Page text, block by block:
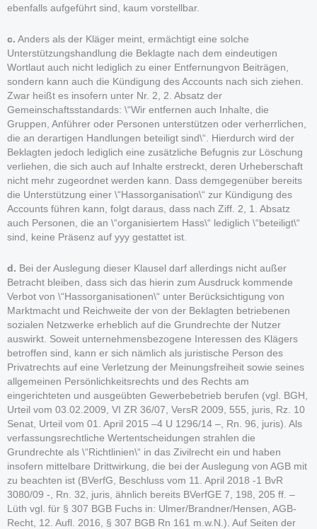
ebenfalls aufgeführt sind, kaum vorstellbar.
c. Anders als der Kläger meint, ermächtigt eine solche
Unterstützungshandlung die Beklagte nach dem eindeutigen
Wortlaut auch nicht lediglich zu einer Entfernungvon Beiträgen,
sondern kann auch die Kündigung des Accounts nach sich ziehen.
Zwar heißt es insofern unter Nr. 2, 2. Absatz der
Gemeinschaftsstandards: \“Wir entfernen auch Inhalte, die
Gruppen, Anführer oder Personen unterstützen oder verherrlichen,
die an derartigen Handlungen beteiligt sind\“. Hierdurch wird der
Beklagten jedoch lediglich eine zusätzliche Befugnis zur Löschung
verliehen, die sich auch auf Inhalte erstreckt, deren Urheberschaft
nicht mehr zugeordnet werden kann. Dass demgegenüber bereits
die Unterstützung einer \“Hassorganisation\“ zur Kündigung des
Accounts führen kann, folgt daraus, dass nach Ziff. 2, 1. Absatz
auch Personen, die an \“organisiertem Hass\“ lediglich \“beteiligt\“
sind, keine Präsenz auf yyy gestattet ist.
d. Bei der Auslegung dieser Klausel darf allerdings nicht außer
Betracht bleiben, dass sich das hierin zum Ausdruck kommende
Verbot von \“Hassorganisationen\“ unter Berücksichtigung von
Marktmacht und Reichweite der von der Beklagten betriebenen
sozialen Netzwerke erheblich auf die Grundrechte der Nutzer
auswirkt. Soweit unternehmensbezogene Interessen des Klägers
betroffen sind, kann er sich nämlich als juristische Person des
Privatrechts auf eine Verletzung der Meinungsfreiheit sowie seines
allgemeinen Persönlichkeitsrechts und des Rechts am
eingerichteten und ausgeübten Gewerbebetrieb berufen (vgl. BGH,
Urteil vom 03.02.2009, VI ZR 36/07, VersR 2009, 555, juris, Rz. 10
Senat, Urteil vom 01. April 2015 –4 U 1296/14 –, Rn. 96, juris). Als
verfassungsrechtliche Wertentscheidungen strahlen die
Grundrechte als \“Richtlinien\“ in das Zivilrecht ein und haben
insofern mittelbare Drittwirkung, die bei der Auslegung von AGB mit
zu beachten ist (BVerfG, Beschluss vom 11. April 2018 -1 BvR
3080/09 -, Rn. 32, juris, ähnlich bereits BVerfGE 7, 198, 205 ff. –
Lüth vgl. für § 307 BGB Fuchs in: Ulmer/Brandner/Hensen, AGB-
Recht, 12. Aufl. 2016, § 307 BGB Rn 161 m.w.N.). Auf Seiten der